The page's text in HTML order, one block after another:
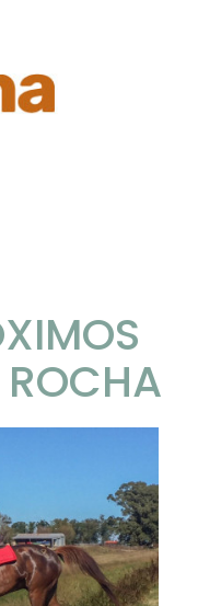
ROCHA